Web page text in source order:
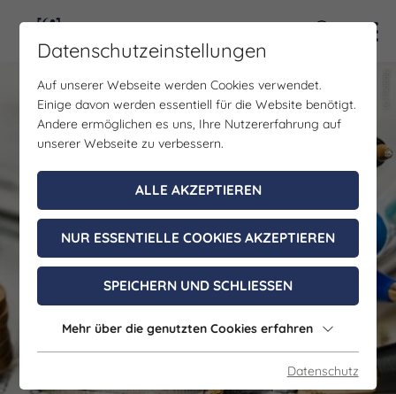
Datenschutzeinstellungen
Auf unserer Webseite werden Cookies verwendet.
Einige davon werden essentiell für die Website benötigt.
Andere ermöglichen es uns, Ihre Nutzererfahrung auf
unserer Webseite zu verbessern.
ALLE AKZEPTIEREN
NUR ESSENTIELLE COOKIES AKZEPTIEREN
SPEICHERN UND SCHLIESSEN
Mehr über die genutzten Cookies erfahren
Datenschutz